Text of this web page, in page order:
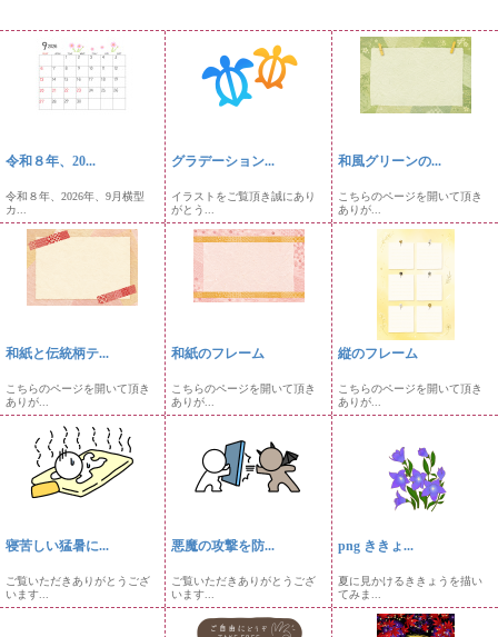
令和８年、20...
令和８年、2026年、9月横型
カ...
グラデーション...
イラストをご覧頂き誠にあり
がとう...
和風グリーンの...
こちらのページを開いて頂き
ありが...
和紙と伝統柄テ...
こちらのページを開いて頂き
ありが...
和紙のフレーム
こちらのページを開いて頂き
ありが...
縦のフレーム
こちらのページを開いて頂き
ありが...
寝苦しい猛暑に...
ご覧いただきありがとうござ
います...
悪魔の攻撃を防...
ご覧いただきありがとうござ
います...
png ききょ...
夏に見かけるききょうを描い
てみま...